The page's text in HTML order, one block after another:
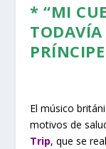
* “MI
TODAVÍA
El músico
motivos de
Trip, que se